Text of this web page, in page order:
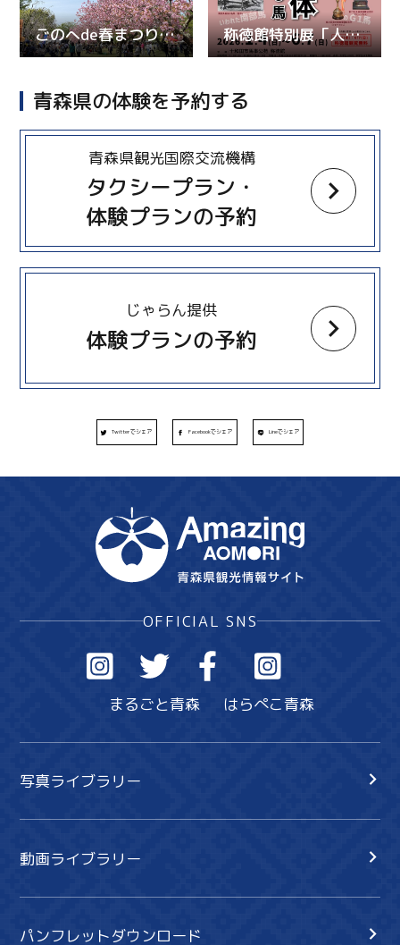
ごのへde春まつり 2026 称徳館特別展「人馬一体～人と共に生きる馬～」
青森県の体験を予約する
タクシープラン・
体験プランの予約
青森県観光国際交流機構
more
体験プランの予約
じゃらん提供
more
Twitterでシェア Facebookでシェア Lineでシェア
OFFICIAL SNS
まるごと青森 はらぺこ青森
写真ライブラリー
動画ライブラリー
パンフレットダウンロード